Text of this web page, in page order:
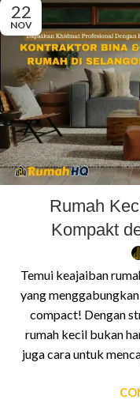
22
NOV
Rumah
Kompakt
Temui keajaiban
yang
compact! Dengan
rumah kecil bukan
juga cara untuk